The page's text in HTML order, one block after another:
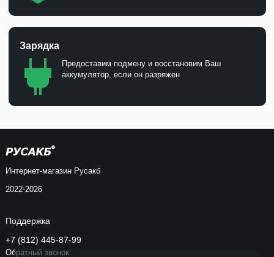
Зарядка
Предоставим подмену и восстановим Ваш
аккумулятор, если он разряжен
Интернет-магазин Русакб
2022-2026
Поддержка
+7 (812) 445-87-99
Обратный звонок